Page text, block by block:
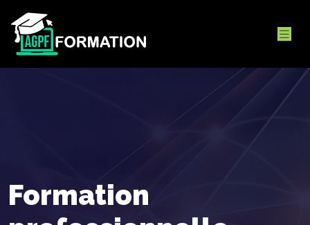
Formation